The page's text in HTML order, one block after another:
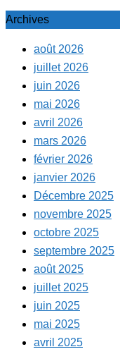
Archives
août 2026
juillet 2026
juin 2026
mai 2026
avril 2026
mars 2026
février 2026
janvier 2026
Décembre 2025
novembre 2025
octobre 2025
septembre 2025
août 2025
juillet 2025
juin 2025
mai 2025
avril 2025